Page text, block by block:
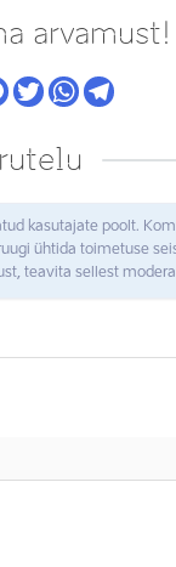
arvamust!
kasutajate poolt.
ühtida toimetuse
teavita sellest